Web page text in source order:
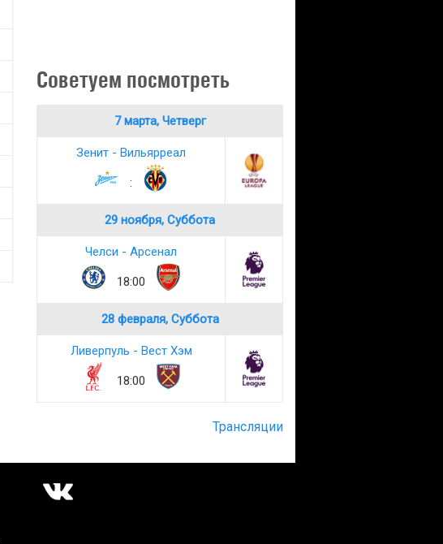
Советуем посмотреть
7 марта, Четверг
Зенит - Вильярреал
:
29 ноября, Суббота
Челси - Арсенал
18:00
28 февраля, Суббота
Ливерпуль - Вест Хэм
18:00
Трансляции